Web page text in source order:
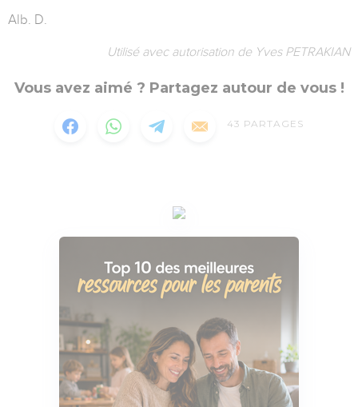
Alb. D.
Utilisé avec autorisation de Yves PETRAKIAN
Vous avez aimé ? Partagez autour de vous !
43 PARTAGES